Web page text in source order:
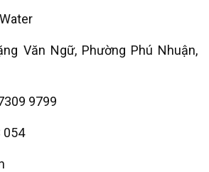
Văn Ngữ, Phường Phú Nhuận,
9799
054